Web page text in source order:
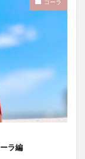
コーラ
ラ編